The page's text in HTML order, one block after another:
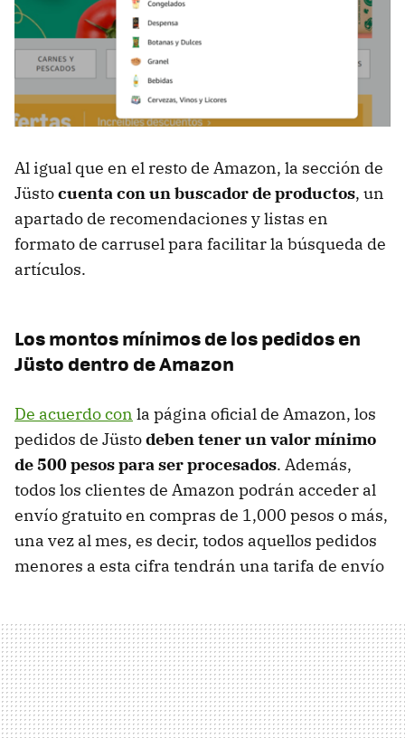
Al igual que en el resto de Amazon, la sección de
Jüstocuenta con un buscador de productos, un
apartado de recomendaciones y listas en
formato de carrusel para facilitar la búsqueda de
artículos.
Los montos mínimos de los pedidos en
Jüsto dentro de Amazon
De acuerdo con la página oficial de Amazon, los
pedidos de Jüstodeben tener un valor mínimo
de 500 pesos para ser procesados. Además,
todos los clientes de Amazon podrán acceder al
envío gratuito en compras de 1,000 pesos o más,
una vez al mes, es decir, todos aquellos pedidos
menores a esta cifra tendrán una tarifa de envío